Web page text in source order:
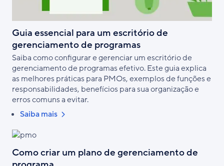
Guia essencial para um escritório de
gerenciamento de programas
Saiba como configurar e gerenciar um escritório de
gerenciamento de programas efetivo. Este guia explica
as melhores práticas para PMOs, exemplos de funções e
responsabilidades, benefícios para sua organização e
erros comuns a evitar.
Saiba mais
Como criar um plano de gerenciamento de